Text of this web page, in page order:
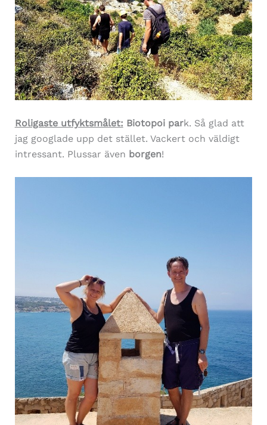
Roligaste utfyktsmålet: Biotopoi park. Så glad att
jag googlade upp det stället. Vackert och väldigt
intressant. Plussar även borgen!